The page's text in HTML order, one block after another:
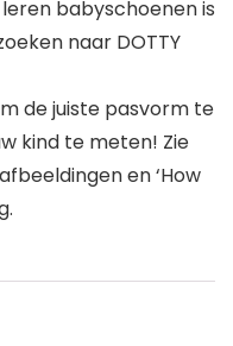
babyschoenen is
naar DOTTY
de juiste pasvorm te
kind te meten! Zie
en ‘How